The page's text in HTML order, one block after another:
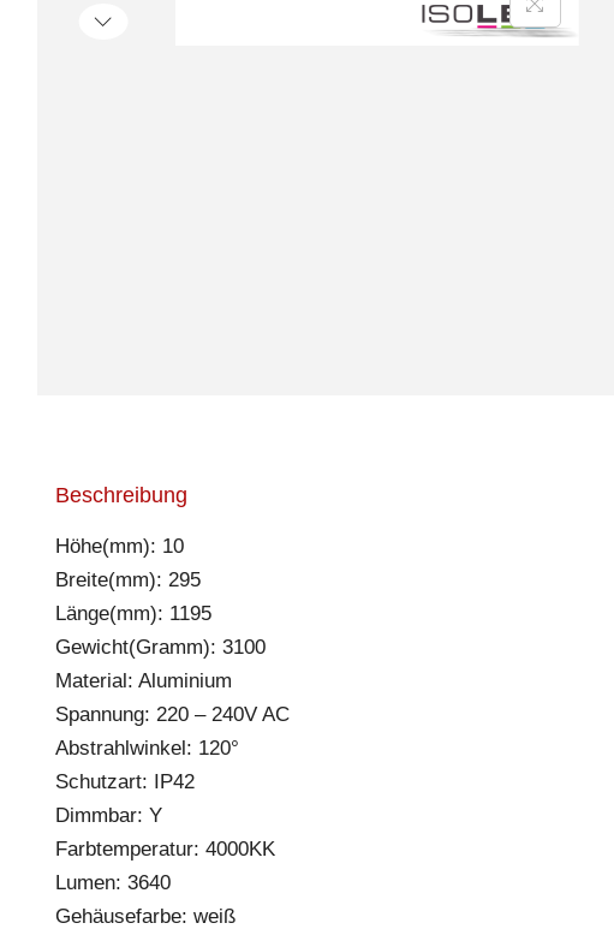
Beschreibung
Höhe(mm): 10
Breite(mm): 295
Länge(mm): 1195
Gewicht(Gramm): 3100
Material: Aluminium
Spannung: 220 – 240V AC
Abstrahlwinkel: 120°
Schutzart: IP42
Dimmbar: Y
Farbtemperatur: 4000KK
Lumen: 3640
Gehäusefarbe: weiß